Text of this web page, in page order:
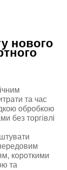
нового
та час
обробкою
без торгівлі
короткими
та